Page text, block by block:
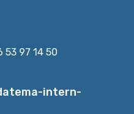
53 97 14 50
intern-